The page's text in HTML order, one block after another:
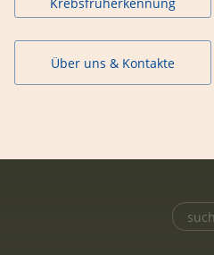
Krebsfrüherkennung
Über uns & Kontakte